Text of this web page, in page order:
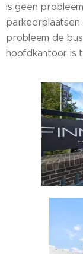
is geen
parkeerplaatsen
probleem de
hoofdkantoor is